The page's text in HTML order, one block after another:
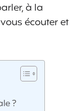
à la
écouter et
?